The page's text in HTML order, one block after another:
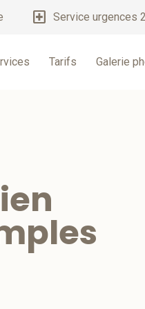
local_hospital Service urgences
Tarifs Galerie